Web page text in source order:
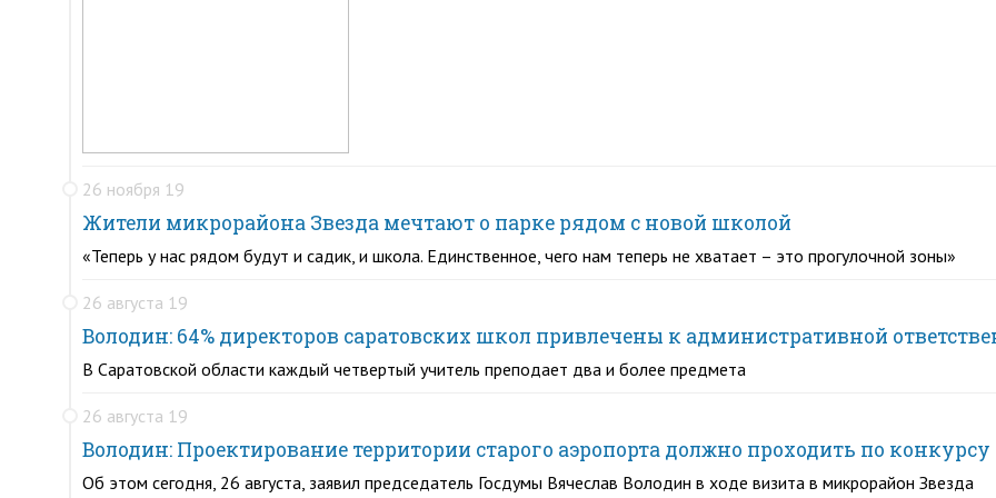
26 ноября 19
Жители микрорайона Звезда мечтают о парке рядом с новой школой
«Теперь у нас рядом будут и садик, и школа. Единственное, чего нам теперь не хватает – это прогулочной зоны»
26 августа 19
Володин: 64% директоров саратовских школ привлечены к административной
В Саратовской области каждый четвертый учитель преподает два и более предмета
26 августа 19
Володин: Проектирование территории старого аэропорта должно проходить по конкурсу
Об этом сегодня, 26 августа, заявил председатель Госдумы Вячеслав Володин в ходе визита в микрорайон Звезда